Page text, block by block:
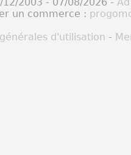
un commerce :
d'utilisation -